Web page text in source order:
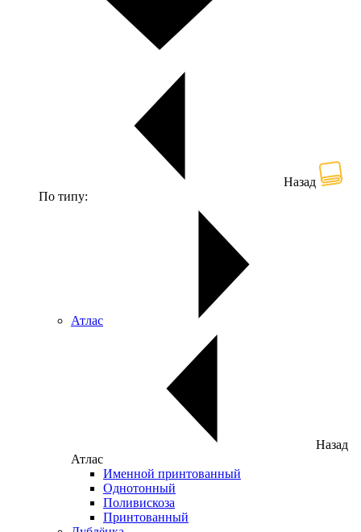
Назад
По типу:
Атлас
Назад
Атлас
Именной принтованный
Однотонный
Поливискоза
Принтованный